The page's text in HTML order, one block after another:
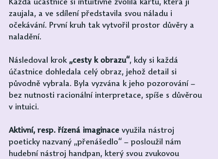
Každá účastnice si intuitivně zvolila kartu, která ji
zaujala, a ve sdílení představila svou náladu i
očekávání. První kruh tak vytvořil prostor důvěry a
naladění.
Následoval krok „cesty k obrazu“, kdy si každá
účastnice dohledala celý obraz, jehož detail si
původně vybrala. Byla vyzvána k jeho pozorování –
bez nutnosti racionální interpretace, spíše s důvěrou
v intuici.
Aktivní, resp. řízená imaginace využila nástroj
poeticky nazvaný „přenášedlo“ – posloužil nám
hudební nástroj handpan, který svou zvukovou